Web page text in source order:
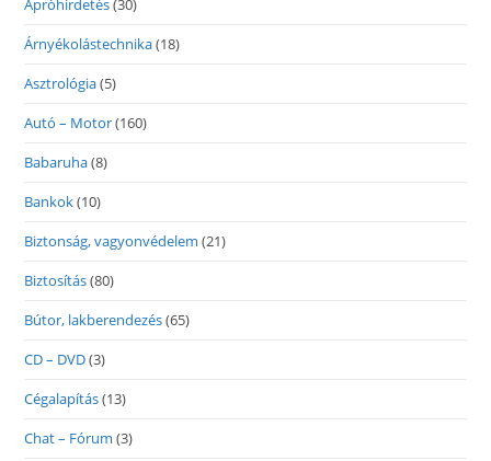
Apróhirdetés(30)
Árnyékolástechnika(18)
Asztrológia(5)
Autó – Motor(160)
Babaruha(8)
Bankok(10)
Biztonság, vagyonvédelem (21)
Biztosítás(80)
Bútor, lakberendezés(65)
CD – DVD(3)
Cégalapítás(13)
Chat – Fórum (3)